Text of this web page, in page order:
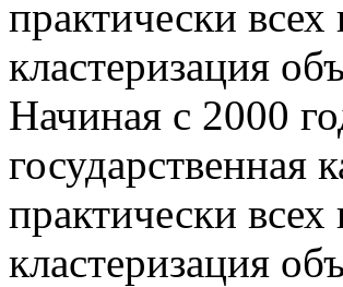
практически всех
кластеризация
Начиная с 2000
государственная
практически всех
кластеризация